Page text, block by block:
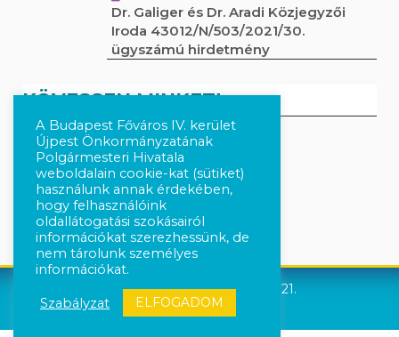
Dr. Galiger és Dr. Aradi Közjegyzői
Iroda 43012/N/503/2021/30.
ügyszámú hirdetmény
KÖVESSEN MINKET!
Kövesse a híreket Facebook-on
Követés Instagram-on
Újpest Önkormányzata © 2021.
A Budapest Főváros IV. kerület
Újpest Önkormányzatának
Polgármesteri Hivatala
weboldalain cookie-kat (sütiket)
használunk annak érdekében,
hogy felhasználóink
oldallátogatási szokásairól
információkat szerezhessünk, de
nem tárolunk személyes
információkat.
Szabályzat ELFOGADOM